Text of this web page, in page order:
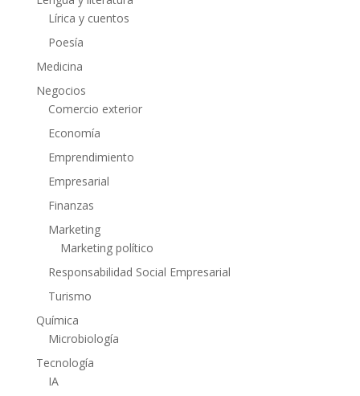
Lírica y cuentos
Poesía
Medicina
Negocios
Comercio exterior
Economía
Emprendimiento
Empresarial
Finanzas
Marketing
Marketing político
Responsabilidad Social Empresarial
Turismo
Química
Microbiología
Tecnología
IA